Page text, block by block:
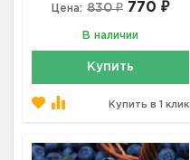
Цена: 830 ₽ 770 ₽
В наличии
Купить
Купить в 1 клик